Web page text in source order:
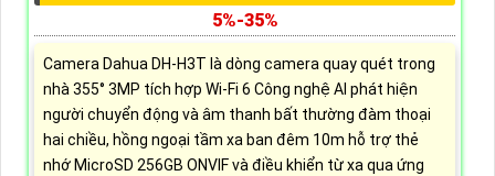
5%-35%
Camera Dahua DH-H3T là dòng camera quay quét trong
nhà 355° 3MP tích hợp Wi-Fi 6 Công nghệ AI phát hiện
người chuyển động và âm thanh bất thường đàm thoại
hai chiều, hồng ngoại tầm xa ban đêm 10m hỗ trợ thẻ
nhớ MicroSD 256GB ONVIF và điều khiển từ xa qua ứng